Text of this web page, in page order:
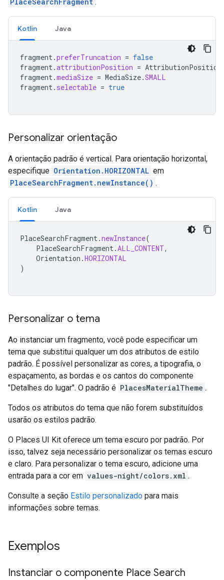
Kotlin Java
fragment.preferTruncation = false
fragment.attributionPosition = AttributionPosition
fragment.mediaSize = MediaSize.SMALL
fragment. selectable = true
Personalizar orientação
A orientação padrão é vertical. Para orientação horizontal,
especifique Orientation.HORIZONTAL em
PlaceSearchFragment.newInstance() .
Kotlin Java
PlaceSearchFragment.newInstance(
PlaceSearchFragment.ALL_CONTENT,
Orientation .HORIZONTAL
)
Personalizar o tema
Ao instanciar um fragmento, você pode especificar um
tema que substitui qualquer um dos atributos de estilo
padrão. É possível personalizar as cores, a tipografia, o
espaçamento, as bordas e os cantos do componente
"Detalhes do lugar". O padrão é PlacesMaterialTheme .
Todos os atributos do tema que não forem substituídos
usarão os estilos padrão.
O Places UI Kit oferece um tema escuro por padrão. Por
isso, talvez seja necessário personalizar os temas escuro
e claro. Para personalizar o tema escuro, adicione uma
entrada para a cor em values-night/colors.xml .
Consulte a seção Estilo personalizado para mais
informações sobre temas.
Exemplos
Instanciar o componente Place Search